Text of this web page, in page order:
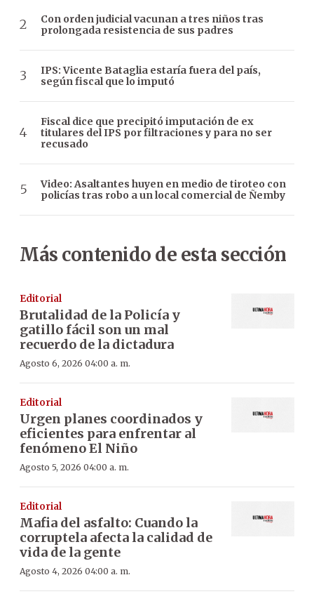
Con orden judicial vacunan a tres niños tras
prolongada resistencia de sus padres
IPS: Vicente Bataglia estaría fuera del país,
según fiscal que lo imputó
Fiscal dice que precipitó imputación de ex
titulares del IPS por filtraciones y para no ser
recusado
Video: Asaltantes huyen en medio de tiroteo con
policías tras robo a un local comercial de Ñemby
Más contenido de esta sección
Editorial
Brutalidad de la Policía y
gatillo fácil son un mal
recuerdo de la dictadura
Agosto 6, 2026 04:00 a. m.
Editorial
Urgen planes coordinados y
eficientes para enfrentar al
fenómeno El Niño
Agosto 5, 2026 04:00 a. m.
Editorial
Mafia del asfalto: Cuando la
corruptela afecta la calidad de
vida de la gente
Agosto 4, 2026 04:00 a. m.